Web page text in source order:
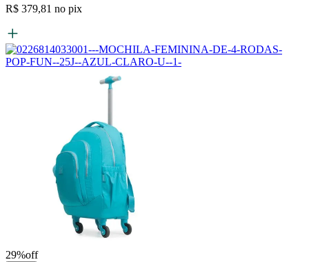
R$ 379,81 no pix
29%off